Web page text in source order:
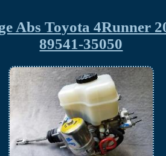
Abs Toyota 4Runner
89541-35050